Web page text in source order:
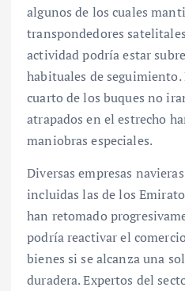
algunos de los cuales
transpondedores
actividad podría estar
habituales de seguimiento.
cuarto de los buques no
atrapados en el estrecho
maniobras especiales.
Diversas empresas
incluidas las de los
han retomado
podría reactivar el
bienes si se alcanza una
duradera. Expertos del